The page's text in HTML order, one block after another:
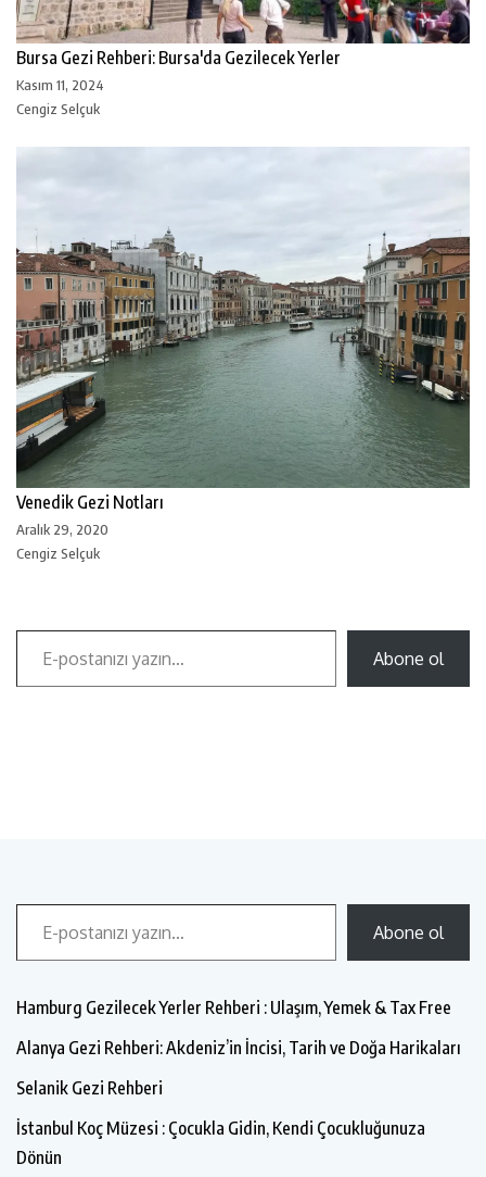
Bursa Gezi Rehberi: Bursa'da Gezilecek Yerler
Kasım 11, 2024
Cengiz Selçuk
Venedik Gezi Notları
Aralık 29, 2020
Cengiz Selçuk
Abone ol
Abone ol
Hamburg Gezilecek Yerler Rehberi : Ulaşım, Yemek & Tax Free
Alanya Gezi Rehberi: Akdeniz’in İncisi, Tarih ve Doğa Harikaları
Selanik Gezi Rehberi
İstanbul Koç Müzesi : Çocukla Gidin, Kendi Çocukluğunuza
Dönün